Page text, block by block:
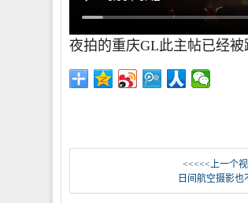
夜拍的重庆GL此主帖已经
<<<<<上一个
日间航空摄影也